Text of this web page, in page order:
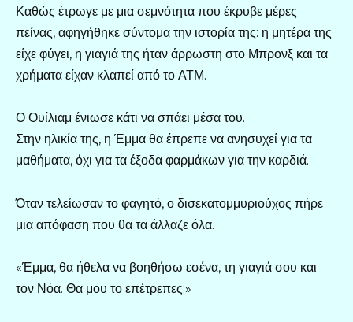
Καθώς έτρωγε με μια σεμνότητα που έκρυβε μέρες
πείνας, αφηγήθηκε σύντομα την ιστορία της: η μητέρα της
είχε φύγει, η γιαγιά της ήταν άρρωστη στο Μπρονξ και τα
χρήματα είχαν κλαπεί από το ΑΤΜ.
Ο Ουίλιαμ ένιωσε κάτι να σπάει μέσα του.
Στην ηλικία της, η Έμμα θα έπρεπε να ανησυχεί για τα
μαθήματα, όχι για τα έξοδα φαρμάκων για την καρδιά.
Όταν τελείωσαν το φαγητό, ο δισεκατομμυριούχος πήρε
μια απόφαση που θα τα άλλαζε όλα.
«Έμμα, θα ήθελα να βοηθήσω εσένα, τη γιαγιά σου και
τον Νόα. Θα μου το επέτρεπες;»